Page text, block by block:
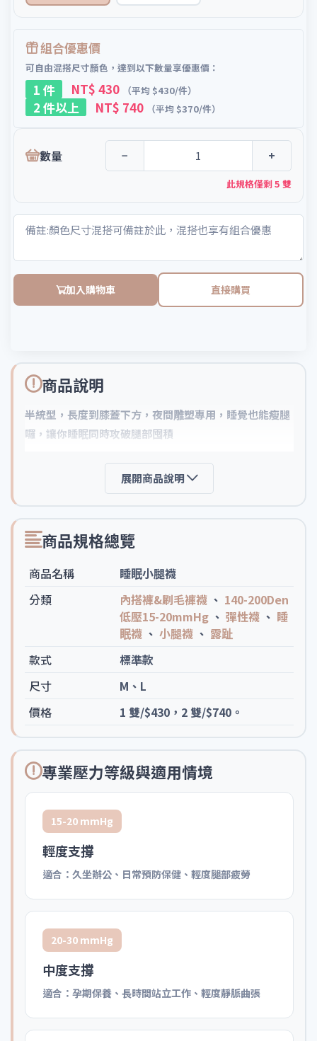
組合優惠價
可自由混搭尺寸顏色，達到以下數量享優惠價：
1 件 NT$ 430 （平均 $430/件）
2 件以上 NT$ 740 （平均 $370/件）
數量 − +
此規格僅剩 5 雙
加入購物車 直接購買
商品說明
半統型，長度到膝蓋下方，夜間雕塑專用，睡覺也能瘦腿
囉，讓你睡眠同時攻破腿部囤積
展開商品說明
商品規格總覽
商品名稱
睡眠小腿襪
分類
內搭褲&刷毛褲襪 、 140-200Den
低壓15-20mmHg 、 彈性襪 、 睡
眠襪 、 小腿襪 、 露趾
款式
標準款
尺寸
M、L
價格
1 雙/$430，2 雙/$740。
專業壓力等級與適用情境
15-20 mmHg
輕度支撐
適合：久坐辦公、日常預防保健、輕度腿部疲勞
20-30 mmHg
中度支撐
適合：孕期保養、長時間站立工作、輕度靜脈曲張